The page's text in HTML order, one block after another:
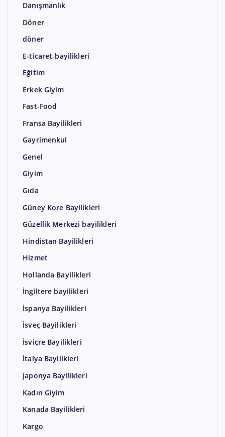
Danışmanlık
Döner
döner
E-ticaret-bayilikleri
Eğitim
Erkek Giyim
Fast-Food
Fransa Bayilikleri
Gayrimenkul
Genel
Giyim
Gıda
Güney Kore Bayilikleri
Güzellik Merkezi bayilikleri
Hindistan Bayilikleri
Hizmet
Hollanda Bayilikleri
İngiltere bayilikleri
İspanya Bayilikleri
İsveç Bayilikleri
İsviçre Bayilikleri
İtalya Bayilikleri
Japonya Bayilikleri
Kadın Giyim
Kanada Bayilikleri
Kargo